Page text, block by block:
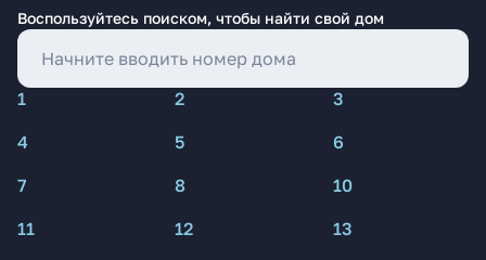
Воспользуйтесь поиском, чтобы найти свой дом
1 2
3
4
5
6
7
8
10
11
12
13